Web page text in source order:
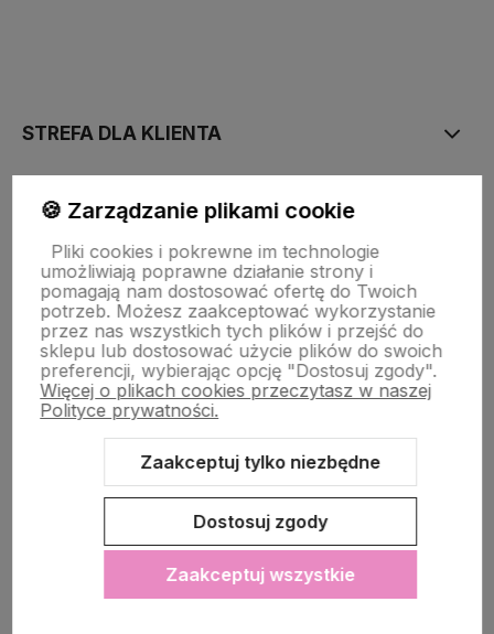
STREFA DLA KLIENTA
PŁATNOŚĆ I DOSTAWA
STRONY INFORMACYJNE
POMOC DLA KLIENTA
🍪 Zarządzanie plikami cookie
Pliki cookies i pokrewne im technologie
umożliwiają poprawne działanie strony i
pomagają nam dostosować ofertę do Twoich
potrzeb. Możesz zaakceptować wykorzystanie
przez nas wszystkich tych plików i przejść do
sklepu lub dostosować użycie plików do swoich
preferencji, wybierając opcję "Dostosuj zgody".
Więcej o plikach cookies przeczytasz w naszej
Polityce prywatności.
Zaakceptuj tylko niezbędne
Dostosuj zgody
Zaakceptuj wszystkie